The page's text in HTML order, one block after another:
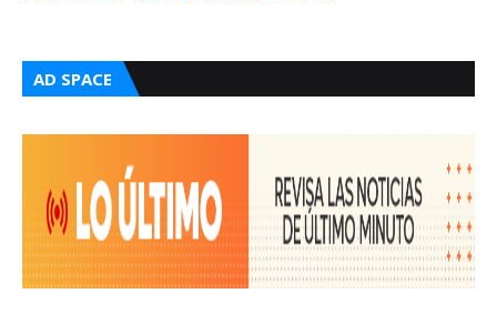
AD SPACE